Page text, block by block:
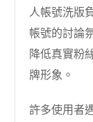
人帳號洗版
帳號的討論
降低真實粉
牌形象。
許多使用者